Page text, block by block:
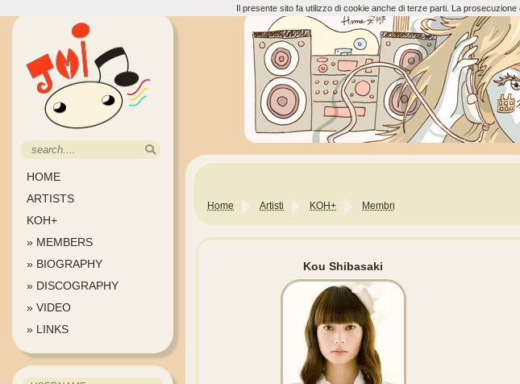
HOME
ARTISTS
KOH+
» MEMBERS
» BIOGRAPHY
» DISCOGRAPHY
» VIDEO
» LINKS
Home Artisti KOH+ Membri
Kou Shibasaki
Il presente sito fa utilizzo di cookie anche di terze parti. La